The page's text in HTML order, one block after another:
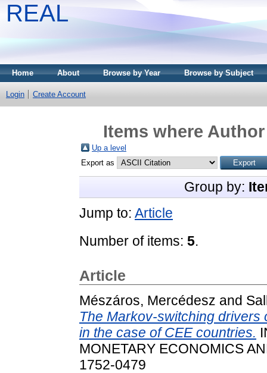
REAL
Home About Browse by Year Browse by Subject
Login Create Account
Items where
Up a level
Export as
Group by:
Jump to: Article
Number of items: 5.
Article
Mészáros, Mercédesz and
The Markov-switching
in the case of CEE countries.
MONETARY ECONOMICS
1752-0479